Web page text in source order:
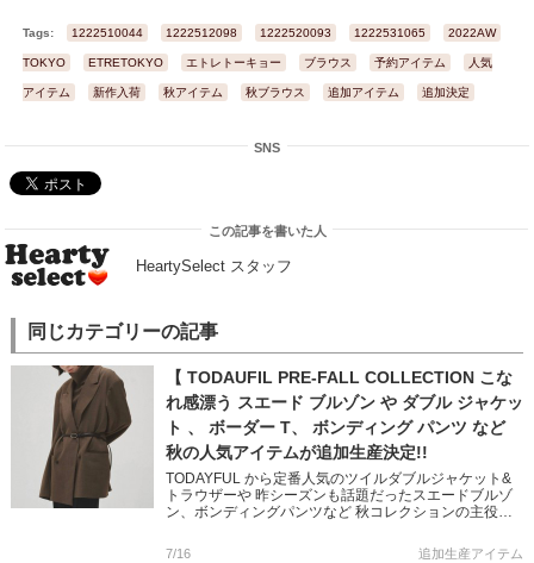
Tags: 1222510044 1222512098 1222520093 1222531065 2022AW
TOKYO ETRETOKYO エトレトーキョー ブラウス 予約アイテム 人気
アイテム 新作入荷 秋アイテム 秋ブラウス 追加アイテム 追加決定
SNS
この記事を書いた人
HeartySelect スタッフ
同じカテゴリーの記事
【 TODAUFIL PRE-FALL COLLECTION こな
れ感漂う スエード ブルゾン や ダブル ジャケッ
ト 、 ボーダー T、 ボンディング パンツ など
秋の人気アイテムが追加生産決定!!
TODAYFUL から定番人気のツイルダブルジャケット&
トラウザーや 昨シーズンも話題だったスエードブルゾ
ン、ボンディングパンツなど 秋コレクションの主役ア
活躍 […]
7/16 追加生産アイテム